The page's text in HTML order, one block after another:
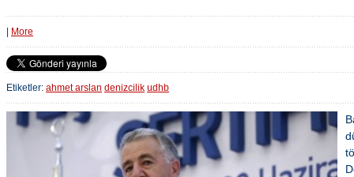
More
Etiketler: ahmet arslan denizcilik udhb